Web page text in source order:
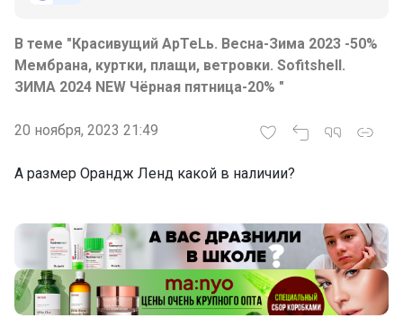
В теме "Красивущий АрTeLь. Весна-Зима 2023 -50%
Мембрана, куртки, плащи, ветровки. Sofitshell.
ЗИМА 2024 NEW Чёрная пятница-20% "
20 ноября, 2023 21:49
А размер Орандж Ленд какой в наличии?